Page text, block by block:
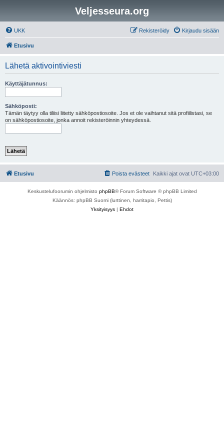
Veljesseura.org
UKK Kirjaudu sisään
Rekisteröidy
Etusivu
Lähetä aktivointiviesti
Käyttäjätunnus:
Sähköposti:
Tämän täytyy olla tiliisi liitetty sähköpostiosoite. Jos et ole vaihtanut sitä profiilistasi, se
on sähköpostiosoite, jonka annoit rekisteröinnin yhteydessä.
Etusivu Kaikki ajat ovat UTC+03:00
Poista evästeet
Keskustelufoorumin ohjelmisto phpBB® Forum Software © phpBB Limited
Käännös: phpBB Suomi (lurttinen, harritapio, Pettis)
Yksityisyys | Ehdot